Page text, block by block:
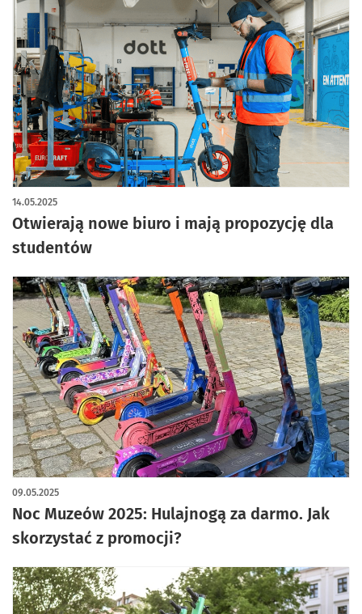
Otwierają nowe biuro i mają propozycję dla
studentów
14.05.2025
Noc Muzeów 2025: Hulajnogą za darmo. Jak
skorzystać z promocji?
09.05.2025